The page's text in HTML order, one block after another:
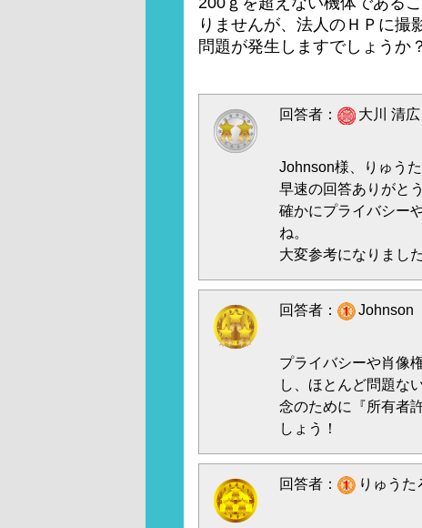
りませんが、法人のＨＰに撮
問題が発生しますでしょうか？
回答者： 大川 清広
Johnson様、りゅうた
早速の回答ありがと
確かにプライバシー
ね。
大変参考になりまし
回答者： Johnson
プライバシーや肖像
し、ほとんど問題な
念のために『所有者
しょう！
回答者： りゅうた